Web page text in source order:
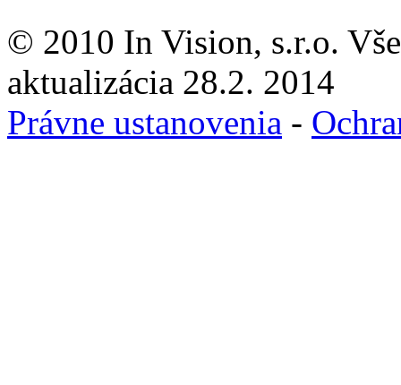
© 2010 In Vision, s.r.o.
aktualizácia 28.2. 2014
Právne ustanovenia -